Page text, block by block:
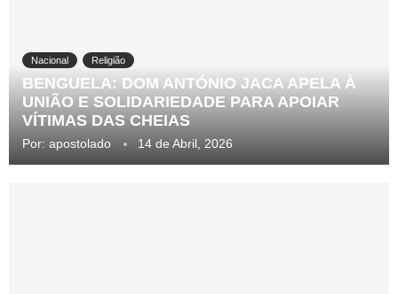
Nacional Religião
BENGUELA: DOM ANTÓNIO JACA APELA À
UNIÃO E SOLIDARIEDADE PARA APOIAR
VÍTIMAS DAS CHEIAS
Por: apostolado 14 de Abril, 2026